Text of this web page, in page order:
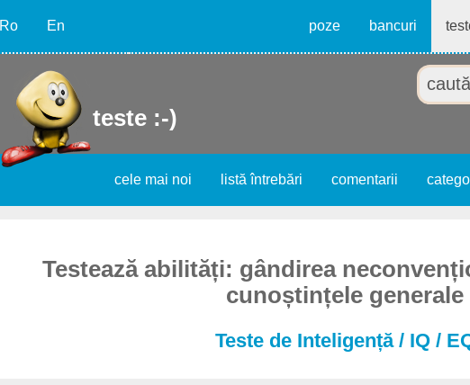
Ro En poze bancuri
teste :-)
cele mai noi listă întrebări comentarii
Testează abilități: gândirea
cunoștințele generale
Teste de Inteligență / IQ /